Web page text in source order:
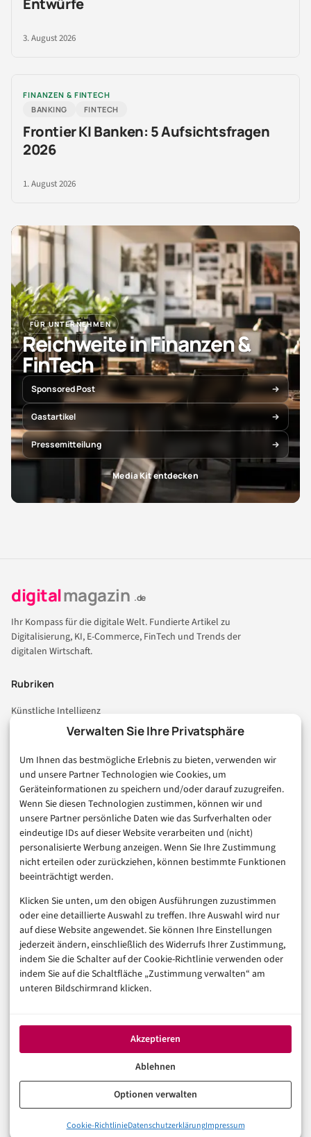
Verwalten Sie Ihre Privatsphäre
Um Ihnen das bestmögliche Erlebnis zu bieten, verwenden wir
und unsere Partner Technologien wie Cookies, um
Geräteinformationen zu speichern und/oder darauf zuzugreifen.
Wenn Sie diesen Technologien zustimmen, können wir und
unsere Partner persönliche Daten wie das Surfverhalten oder
eindeutige IDs auf dieser Website verarbeiten und (nicht)
personalisierte Werbung anzeigen. Wenn Sie Ihre Zustimmung
nicht erteilen oder zurückziehen, können bestimmte Funktionen
beeinträchtigt werden.
Klicken Sie unten, um den obigen Ausführungen zuzustimmen
oder eine detaillierte Auswahl zu treffen. Ihre Auswahl wird nur
auf diese Website angewendet. Sie können Ihre Einstellungen
jederzeit ändern, einschließlich des Widerrufs Ihrer Zustimmung,
indem Sie die Schalter auf der Cookie-Richtlinie verwenden oder
indem Sie auf die Schaltfläche „Zustimmung verwalten“ am
unteren Bildschirmrand klicken.
Akzeptieren
Ablehnen
Optionen verwalten
Cookie-RichtlinieDatenschutzerklärungImpressum
Entwürfe
3. August 2026
FINANZEN & FINTECH
BANKING
FINTECH
Frontier KI Banken: 5 Aufsichtsfragen
2026
1. August 2026
FÜR UNTERNEHMEN
Reichweite in Finanzen &
FinTech
Sponsored Post
Gastartikel
Pressemitteilung
Media Kit entdecken
digitalmagazin .de
Ihr Kompass für die digitale Welt. Fundierte Artikel zu
Digitalisierung, KI, E-Commerce, FinTech und Trends der
digitalen Wirtschaft.
Rubriken
Künstliche Intelligenz
Technologie & IT
Consumer & Digital Life
Marketing
Finanzen & FinTech
Business & Karriere
Sicherheit & Recht
Digitalisierung
Marketing
Magazin
Unsere Redaktion
Werbeformate & Media Kit
Rechtliches
Datenschutzerklärung (EU)
Cookie-Richtlinie (EU)
Made with AI and care in Eberswalde.